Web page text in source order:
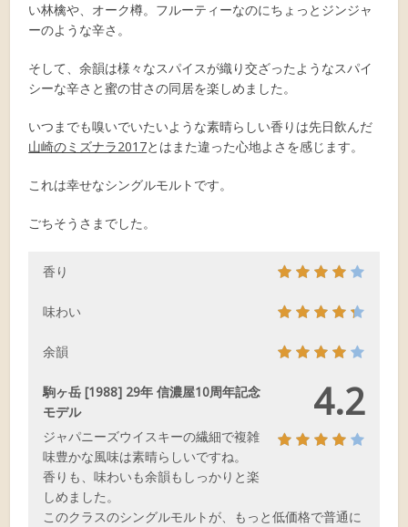
い林檎や、オーク樽。フルーティーなのにちょっとジンジャ
ーのような辛さ。
そして、余韻は様々なスパイスが織り交ざったようなスパイ
シーな辛さと蜜の甘さの同居を楽しめました。
いつまでも嗅いでいたいような素晴らしい香りは先日飲んだ
山崎のミズナラ2017とはまた違った心地よさを感じます。
これは幸せなシングルモルトです。
ごちそうさまでした。
香り
味わい
余韻
4.2
駒ヶ岳 [1988] 29年 信濃屋10周年記念
モデル
ジャパニーズウイスキーの繊細で複雑
味豊かな風味は素晴らしいですね。
香りも、味わいも余韻もしっかりと楽
しめました。
このクラスのシングルモルトが、もっと低価格で普通に